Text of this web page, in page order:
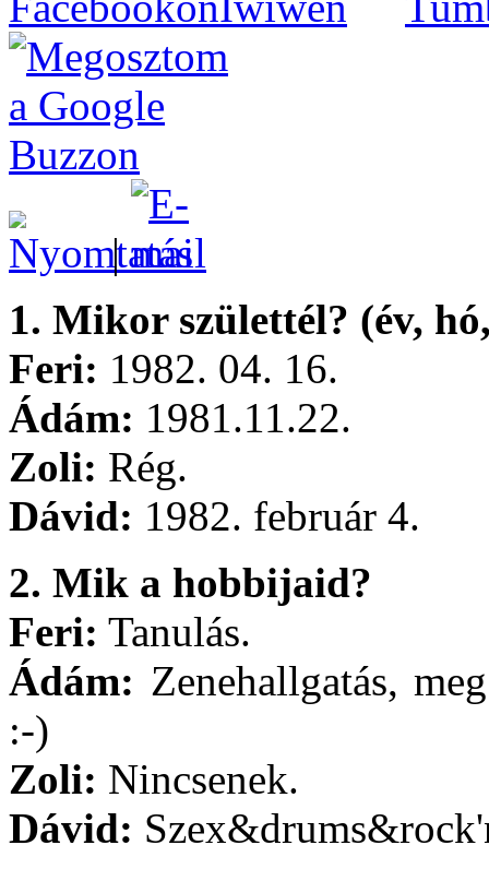
|
1. Mikor születtél? (év,
Feri: 1982. 04. 16.
Ádám: 1981.11.22.
Zoli: Rég.
Dávid: 1982. február 4.
2. Mik a hobbijaid?
Feri: Tanulás.
Ádám: Zenehallgatás,
:-)
Zoli: Nincsenek.
Dávid: